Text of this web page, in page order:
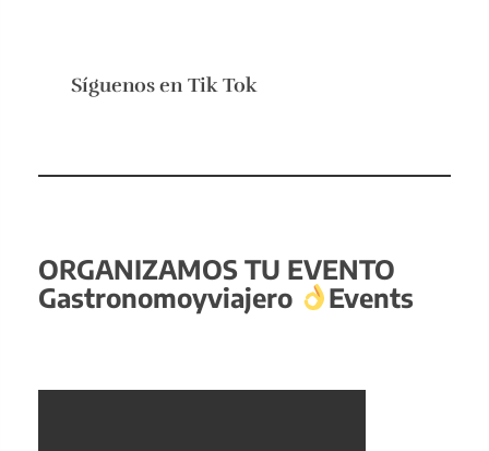
Síguenos en Tik Tok
ORGANIZAMOS TU EVENTO
Gastronomoyviajero
Events